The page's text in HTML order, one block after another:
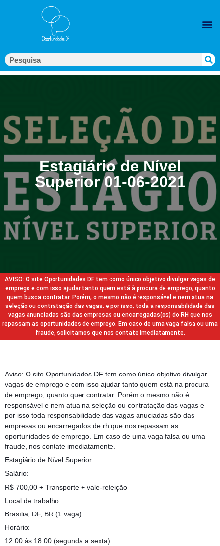
Estagiário de Nível
Superior 01-06-2021
AVISO: O site Oportunidades DF tem como único objetivo divulgar vagas de
emprego e com isso ajudar tanto quem está à procura de emprego, quanto
quem busca contratar. Porém, o mesmo não é responsável e nem atua na
seleção ou contratação das vagas. e por isso, toda a responsabilidade das
vagas anunciadas são das empresas ou encarregadas(os) do RH que nos
repassam as oportunidades de emprego. Em caso de uma vaga falsa ou uma
fraude, solicitamos que nos contate imediatamente.
Aviso: O site Oportunidades DF tem como único objetivo divulgar
vagas de emprego e com isso ajudar tanto quem está na procura
de emprego, quanto quer contratar. Porém o mesmo não é
responsável e nem atua na seleção ou contratação das vagas e
por isso toda responsabilidade das vagas anuciadas são das
empresas ou encarregados de rh que nos repassam as
oportunidades de emprego. Em caso de uma vaga falsa ou uma
fraude, nos contate imediatamente.
Estagiário de Nível Superior
Salário:
R$ 700,00 + Transporte + vale-refeição
Local de trabalho:
Brasília, DF, BR (1 vaga)
Horário:
12:00 às 18:00 (segunda a sexta).